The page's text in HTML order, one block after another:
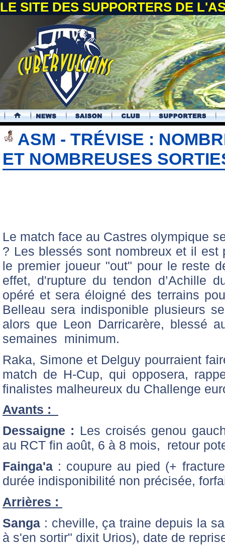
LE SITE DES SUPPORTERS DE
.
ASM - TRÉVISE :
ET NOMBREUSES
Le match face au Castres olympique
? Les blessés sont nombreux et il est
le premier joueur "out" pour le reste
effet, d'rupture du tendon d’Achille
opéré et sera éloigné des terrains
Belleau sera indisponible plusieurs
alors que Leon Darricarère, blessé
semaines minimum.
Raka, Simone et Delguy pourraient
match de H-Cup, qui opposera,
finalistes malheureux du Challenge
Avants :
Dessaigne : Les croisés genou
au RCT fin août, 6 à 8 mois, retour
Fainga'a : coupure au pied (+
durée indisponibilité non précisée,
Arrières :
Sanga : cheville, ça traine depuis la
à s'en sortir" dixit Urios), date de